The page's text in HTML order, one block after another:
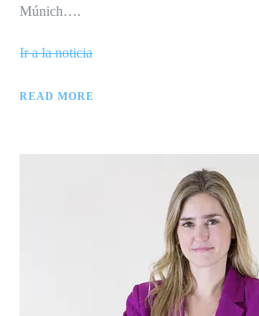
Múnich….
Ir a la noticia
READ MORE